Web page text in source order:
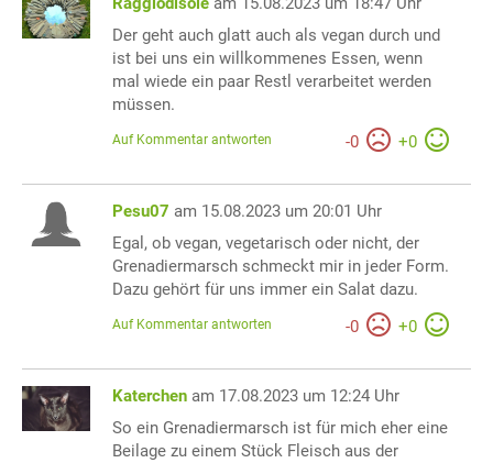
Der geht auch glatt auch als vegan durch und
ist bei uns ein willkommenes Essen, wenn
mal wiede ein paar Restl verarbeitet werden
müssen.
-0 +0
Auf Kommentar antworten
Pesu07 am 15.08.2023 um 20:01 Uhr
Egal, ob vegan, vegetarisch oder nicht, der
Grenadiermarsch schmeckt mir in jeder Form.
Dazu gehört für uns immer ein Salat dazu.
-0 +0
Auf Kommentar antworten
Katerchen am 17.08.2023 um 12:24 Uhr
So ein Grenadiermarsch ist für mich eher eine
Beilage zu einem Stück Fleisch aus der